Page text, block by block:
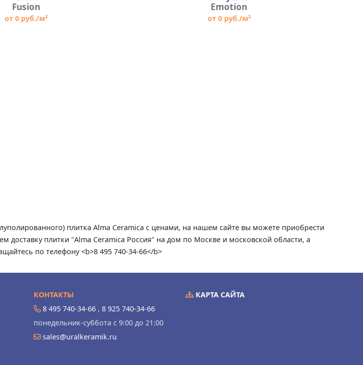
Fusion
от 0 руб./м²
Emotion
от 0 руб./м²
плитка Alma Ceramica с ценами, на нашем сайте вы можете приобрести
доставку плитки "Alma Ceramica Россия" на дом по Москве и московской области, а
по телефону <b>8 495 740-34-66</b>
КОНТАКТЫ
8 495 740-34-66 , 8 925 740-34-66
понедельник-суббота с 9:00 до 21:00
sales@uralkeramik.ru
КАРТА САЙТА